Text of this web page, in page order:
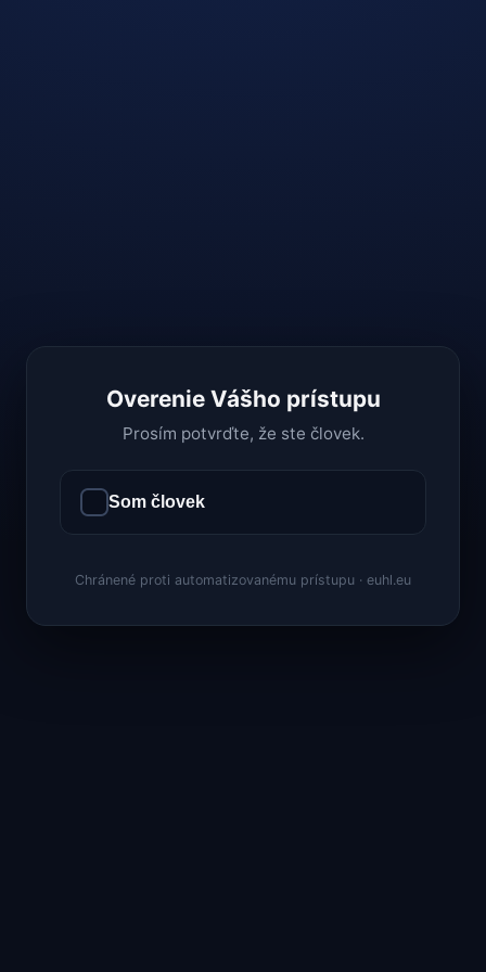
Overenie Vášho prístupu
Prosím potvrďte, že ste človek.
Som človek
Chránené proti automatizovanému prístupu · euhl.eu